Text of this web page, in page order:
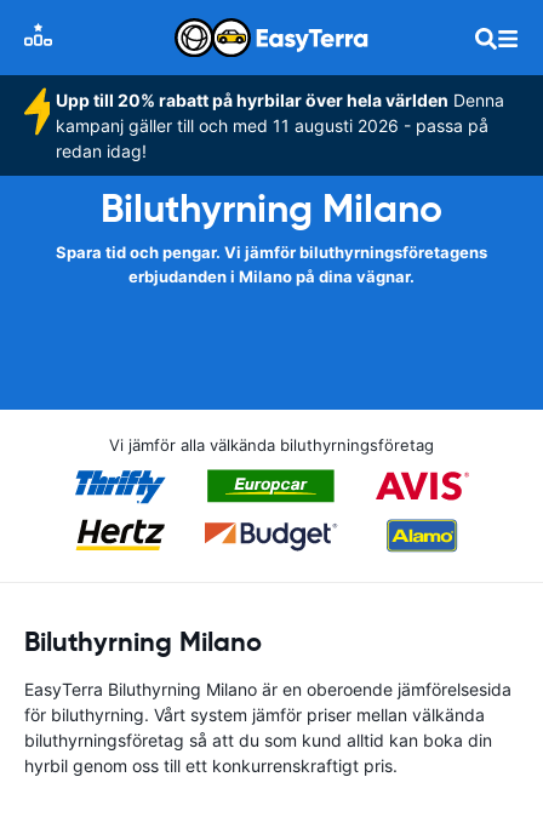
Upp till 20% rabatt på hyrbilar över hela världen Denna
kampanj gäller till och med 11 augusti 2026 - passa på
redan idag!
Biluthyrning Milano
Spara tid och pengar. Vi jämför biluthyrningsföretagens
erbjudanden i Milano på dina vägnar.
Vi jämför alla välkända biluthyrningsföretag
Biluthyrning Milano
EasyTerra Biluthyrning Milano är en oberoende jämförelsesida
för biluthyrning. Vårt system jämför priser mellan välkända
biluthyrningsföretag så att du som kund alltid kan boka din
hyrbil genom oss till ett konkurrenskraftigt pris.